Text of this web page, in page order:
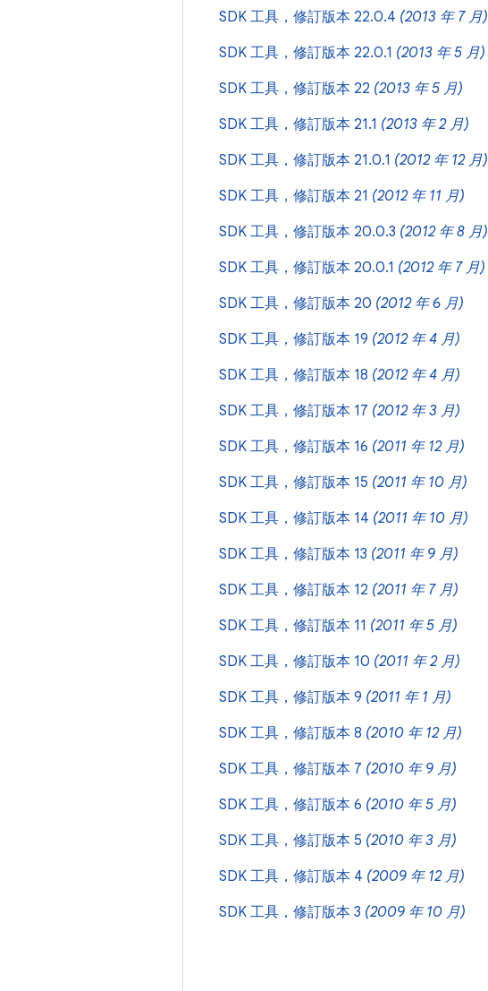
SDK 工具，修訂版本 22.0.4 (2013 年 7 月)
SDK 工具，修訂版本 22.0.1 (2013 年 5 月)
SDK 工具，修訂版本 22 (2013 年 5 月)
SDK 工具，修訂版本 21.1 (2013 年 2 月)
SDK 工具，修訂版本 21.0.1 (2012 年 12 月)
SDK 工具，修訂版本 21 (2012 年 11 月)
SDK 工具，修訂版本 20.0.3 (2012 年 8 月)
SDK 工具，修訂版本 20.0.1 (2012 年 7 月)
SDK 工具，修訂版本 20 (2012 年 6 月)
SDK 工具，修訂版本 19 (2012 年 4 月)
SDK 工具，修訂版本 18 (2012 年 4 月)
SDK 工具，修訂版本 17 (2012 年 3 月)
SDK 工具，修訂版本 16 (2011 年 12 月)
SDK 工具，修訂版本 15 (2011 年 10 月)
SDK 工具，修訂版本 14 (2011 年 10 月)
SDK 工具，修訂版本 13 (2011 年 9 月)
SDK 工具，修訂版本 12 (2011 年 7 月)
SDK 工具，修訂版本 11 (2011 年 5 月)
SDK 工具，修訂版本 10 (2011 年 2 月)
SDK 工具，修訂版本 9 (2011 年 1 月)
SDK 工具，修訂版本 8 (2010 年 12 月)
SDK 工具，修訂版本 7 (2010 年 9 月)
SDK 工具，修訂版本 6 (2010 年 5 月)
SDK 工具，修訂版本 5 (2010 年 3 月)
SDK 工具，修訂版本 4 (2009 年 12 月)
SDK 工具，修訂版本 3 (2009 年 10 月)